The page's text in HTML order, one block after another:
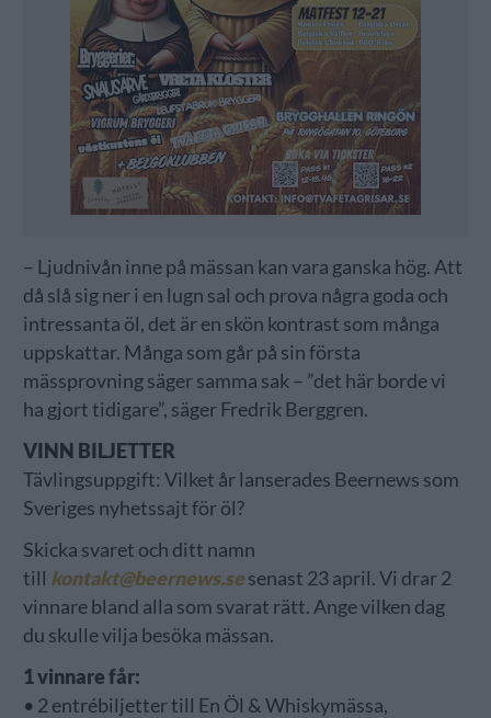
– Ljudnivån inne på mässan kan vara ganska hög. Att
då slå sig ner i en lugn sal och prova några goda och
intressanta öl, det är en skön kontrast som många
uppskattar. Många som går på sin första
mässprovning säger samma sak – ”det här borde vi
ha gjort tidigare”, säger Fredrik Berggren.
VINN BILJETTER
Tävlingsuppgift: Vilket år lanserades Beernews som
Sveriges nyhetssajt för öl?
Skicka svaret och ditt namn
till kontakt@beernews.sesenast 23 april. Vi drar 2
vinnare bland alla som svarat rätt. Ange vilken dag
du skulle vilja besöka mässan.
1 vinnare får:
• 2 entrébiljetter till En Öl & Whiskymässa,